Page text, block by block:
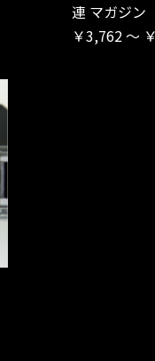
連 マガジン
￥3,762 ～